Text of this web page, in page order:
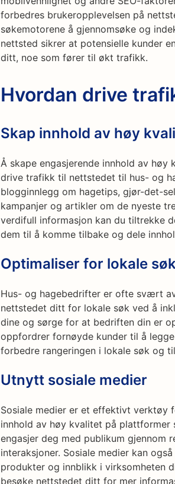
forbedres brukeropplevelsen på
søkemotorene å gjennomsøke og
nettsted sikrer at potensielle kunder
ditt, noe som fører til økt trafikk.
Hvordan drive
Skap innhold av høy
Å skape engasjerende innhold av
drive trafikk til nettstedet til hus- og
blogginnlegg om hagetips, gjør-det-
kampanjer og artikler om de nyeste
verdifull informasjon kan du tiltrekke
dem til å komme tilbake og dele
Optimaliser for lokale
Hus- og hagebedrifter er ofte svært
nettstedet ditt for lokale søk ved å
dine og sørge for at bedriften din er
oppfordrer fornøyde kunder til å
forbedre rangeringen i lokale søk og
Utnytt sosiale medier
Sosiale medier er et effektivt
innhold av høy kvalitet på plattformer
engasjer deg med publikum gjennom
interaksjoner. Sosiale medier kan
produkter og innblikk i virksomheten
besøke nettstedet ditt for mer